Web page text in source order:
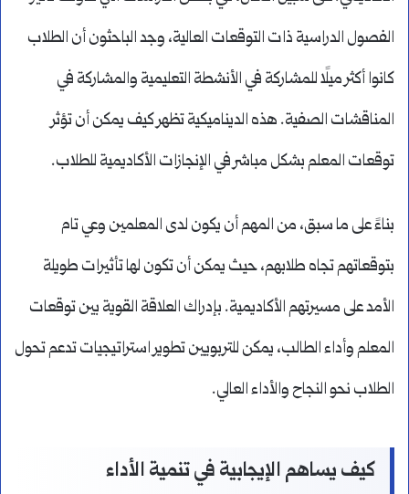
الفصول الدراسية ذات التوقعات العالية، وجد الباحثون أن الطلاب
كانوا أكثر ميلًا للمشاركة في الأنشطة التعليمية والمشاركة في
المناقشات الصفية. هذه الديناميكية تظهر كيف يمكن أن تؤثر
توقعات المعلم بشكل مباشر في الإنجازات الأكاديمية للطلاب.
بناءً على ما سبق، من المهم أن يكون لدى المعلمين وعي تام
بتوقعاتهم تجاه طلابهم، حيث يمكن أن تكون لها تأثيرات طويلة
الأمد على مسيرتهم الأكاديمية. بإدراك العلاقة القوية بين توقعات
المعلم وأداء الطالب، يمكن للتربويين تطوير استراتيجيات تدعم تحول
الطلاب نحو النجاح والأداء العالي.
كيف يساهم الإيجابية في تنمية الأداء